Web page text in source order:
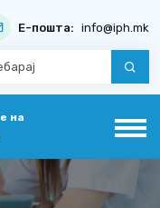
Е-пошта: info@iph.mk
на